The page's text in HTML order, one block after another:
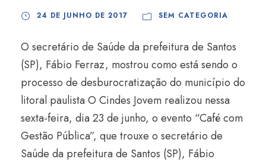
24 DE JUNHO DE 2017 SEM CATEGORIA
O secretário de Saúde da prefeitura de Santos
(SP), Fábio Ferraz, mostrou como está sendo o
processo de desburocratização do município do
litoral paulista O Cindes Jovem realizou nessa
sexta-feira, dia 23 de junho, o evento “Café com
Gestão Pública”, que trouxe o secretário de
Saúde da prefeitura de Santos (SP), Fábio